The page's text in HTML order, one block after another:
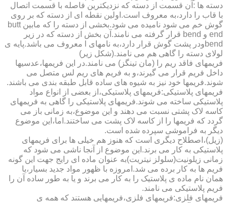
دسته ها :آن قسمت از دسته که نزدیکترین فاصله با قسمت اتصال
با قاب را دارد،به معروف است.اولین نقطه ای از دسته که بر روی
گوش خم می شود نامیده می شود.بخشی از دسته را که مابین butt
end و bend قرار گرفته می نامند.آن بخش از دسته که در زیر
bendودر پشت گوش قرار دارد،به نامهای l معروف می باشد.پایه ی
لولای دسته را گاهی هم می نامند.(شکل زیر)
فریمهای فاقد ریم را (مان تینگز) می نامند.در این فریمها،عدسیها
داخل فریم قرار می گیرند،و به فریم های ریم لس متصل می
شوند.فریمها خود نیز به شیوه های ساده قابل طبقه بندی می باشند.
فریمهای پلاستیکی:فریمهای پلاستیکی،از بعضی از انواع مواد
پلاستیکی ساخته می شوند.فریمهای پلاستیکی را گاهی به فریمهای
کاسه لاک پشتی نسبت می دهند و این موضوع،به زمانی باز می
گردد که فریمها را از کاسه لاک پشت می ساختند.اما،این موضوع
دیگر به فراموشی سپرده شده است.
(زیل)،اصطلاح دیگری است که هنوز هم خیلی ها برای فریمهای
پلاستیکی به کار می برند.این موضوع از آنجا ناشی می شود که
زمانی زیلونیت(سلولز نیتریت)به عنوان ماده ای رایج جهت این گونه
فریم ها به کار برده می شد.امروزه با ظهور مواد جدید بسیار،یا
همان نام ماده ی پلاستیک را به کار می برند و یا به طور ساده آن را
فریم پلاستیکی می نامند.
فریمهای فلزی:فریمهای فلزی،فریمهایی هستند که همه ی